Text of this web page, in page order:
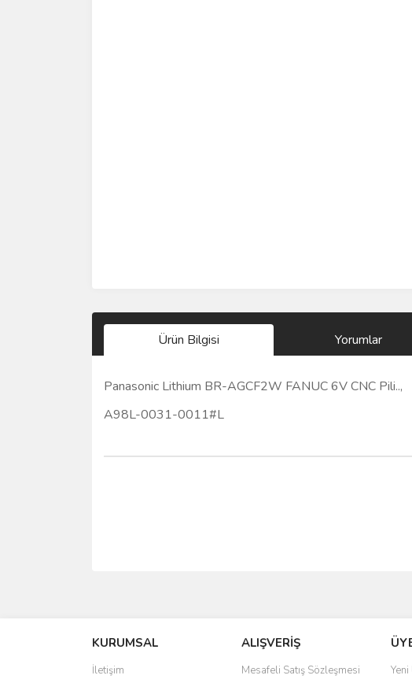
Ürün Bilgisi Yorumlar
Panasonic Lithium BR-AGCF2W FANUC 6V CNC Pili..,
A98L-0031-0011#L
Ürün bilgilerinde hatalar bulunuyor.
Ürün fiyatı diğer sitelerden daha pahalı.
KURUMSAL
İletişim
ALIŞVERİŞ
Mesafeli Satış Sözleşmesi